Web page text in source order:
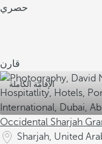
حصري
قارن
الإقامة الكاملة
Occidental Sharjah
Sharjah, United